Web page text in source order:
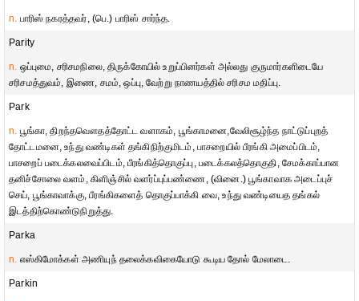
n. பாரிஸ் நகரத்தவர், (பெ.) பாரிஸ் சார்ந்த.
Parity
n. ஒப்புமை, சரிசமநிலை, திருக்கோயில் உறுப்பினர்கள் அல்லது குருமார்களிடையே
சரிசமத்துவம், இணை, சமம், ஒப்பு, வேற்று நாணயத்தில் சரிசம மதிப்பு.
Park
n. பூங்கா, திறந்தவௌதத்தோட்ட வளாகம், பூங்காமனை,வேலிசூழ்ந்த நாட்டுப்புறத்
தோட்டமனை, உந்து வண்டிகள் தங்கிநிற்குமிடம், பாசறையில் பீரங்கி அமைப்பிடம்,
பாசறைப் படைக்கலவைப்பிடம், பீரங்கித்தொகுப்பு, படைக்கலத்தொகுதி, சேமக்காப்பான
தனிச்சோலை வளம், கிளிஞ்சில் வளர்ப்புப்பண்ணை, (வினை.) பூங்காவாக அடைப்புச்
செய், பூங்காவாக்கு, பீரங்கிகளைத் தொகுப்பாக்கி வை, உந்து வண்டியைத தங்கல்
இடத்திற்கொண்டுநிறுத்து.
Parka
n. எஸ்கிமோக்கள் அணியுந் தலைக்கவிகையோடு கூடிய தோல் மேலாடை.
Parkin